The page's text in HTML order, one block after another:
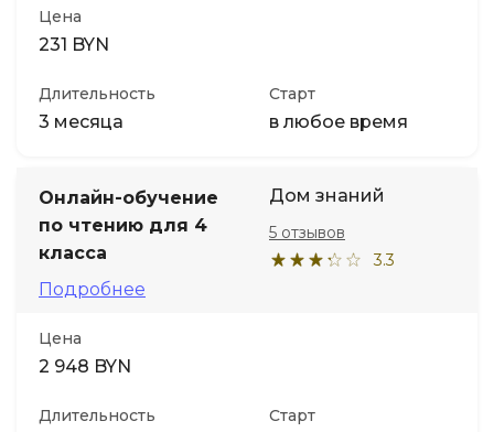
Цена
231 BYN
Длительность
3 месяца
Старт
в любое время
Онлайн-обучение
по чтению для 4
класса
Подробнее
Дом знаний
3.3
5 отзывов
Цена
2 948 BYN
Длительность Старт